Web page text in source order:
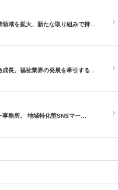
領域を拡大、新たな取り組みで持…
長。福祉業界の発展を牽引する…
務所。 地域特化型SNSマー…